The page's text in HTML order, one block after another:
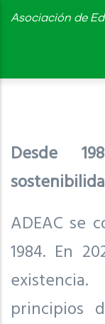
Skip
content
Asociación de
Desde
ADEAC se
1984. En
principios